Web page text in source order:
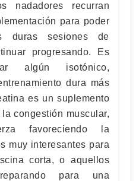
nadadores recurran
para poder
duras sesiones de
progresando. Es
algún isotónico,
dura más
es un suplemento
congestión muscular,
favoreciendo la
muy interesantes para
corta, o aquellos
para una